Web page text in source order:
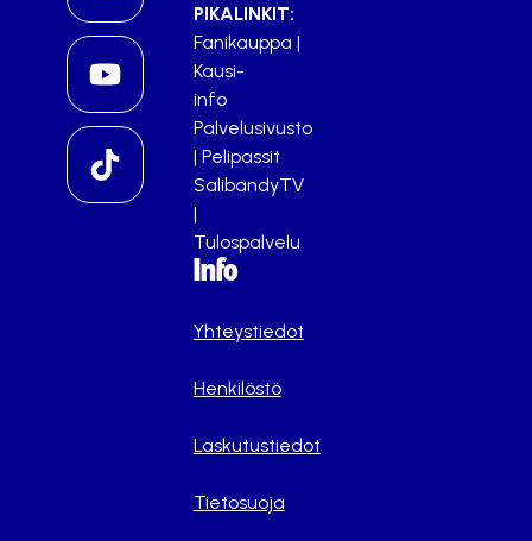
PIKALINKIT:
Fanikauppa |
Kausi-
info
Palvelusivusto
| Pelipassit
SalibandyTV
|
Tulospalvelu
Info
Yhteystiedot
Henkilöstö
Laskutustiedot
Tietosuoja